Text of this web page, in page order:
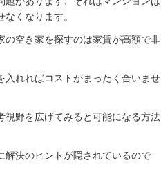
くなります。
の空き家を探すのは家賃が高額で非
入れればコストがまったく合いませ
視野を広げてみると可能になる方法
解決のヒントが隠されているので